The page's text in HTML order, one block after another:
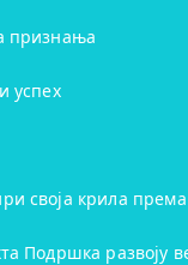
признања
успех
своја крила према
Подршка развоју